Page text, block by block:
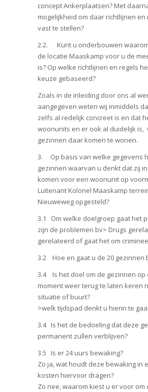
concept Ankerplaatsen? Met
mogelijkheid om daar richtlijnen en
vast te stellen?
2.2. Kunt u onderbouwen
de locatie Maaskamp voor u de
is? Op welke richtlijnen en regels
keuze gebaseerd?
Zoals in de inleiding door ons al
aangegeven weten wij inmiddels
zelfs al redelijk concreet is en dat
woonunits en er ook al duidelijk is,
gezinnen daar komen te wonen.
3. Op basis van welke gegevens
gezinnen waarvan u denkt dat zij
komen voor een woonunit op
Luitenant Kolonel Maaskamp
Nieuweweg opgesteld?
3.1 Om welke doelgroep gaat het
zijn de problemen bv> Drugs
gerelateerd of gaat het om
3.2 Hoe en gaat u de 20 gezinnen
3.4 Is het doel om de gezinnen op
moment weer terug te laten keren
situatie of buurt?
>welk tijdspad denkt u hierin te
3.4 Is het de bedoeling dat deze
permanent zullen verblijven?
3.5 Is er 24 uurs bewaking?
Zo ja, wat houdt deze bewaking in
kosten hiervoor dragen?
Zo nee, waarom kiest u er voor om